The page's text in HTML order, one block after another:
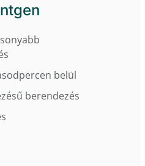
belül
berendezés